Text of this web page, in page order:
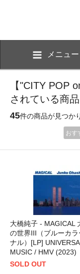
メニュー
【"CITY POP
されている商品
45件の商品が見つか
おす
大橋純子 - MAGICAL
の世界III（ブルーカラ
ナル）[LP]
MUSIC / HMV (2023)
SOLD OUT